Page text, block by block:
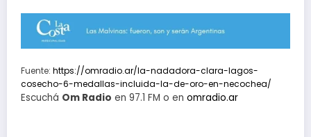
Fuente: https://omradio.ar/la-nadadora-clara-lagos-
cosecho-6-medallas-incluida-la-de-oro-en-necochea/
Escuchá Om Radio en 97.1 FM o en omradio.ar